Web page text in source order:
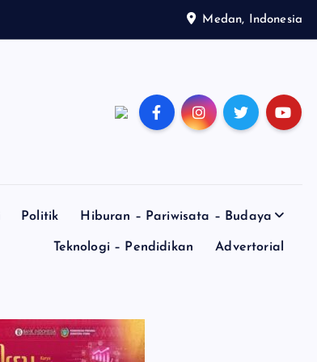
Medan, Indonesia
Politik Hiburan – Pariwisata – Budaya
Teknologi – Pendidikan Advertorial